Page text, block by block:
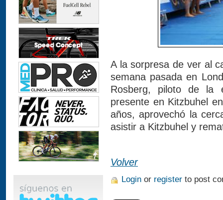
A la sorpresa de ver al
semana pasada en
Rosberg, piloto de la
presente en Kitzbuhel
años, aprovechó la
asistir a Kitzbuhel y
Volver
Login or register to post